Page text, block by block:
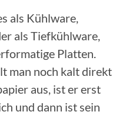
als Kühlware,
als Tiefkühlware,
Platten.
man noch kalt direkt
aus, ist er erst
und dann ist sein